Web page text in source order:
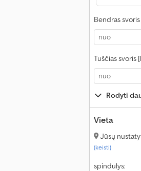
Bendras
Tuščias svoris
Rodyti
Vieta
Jūsų
(keisti)
spindulys: